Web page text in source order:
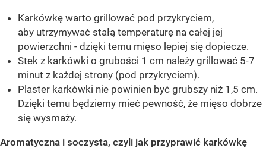
Karkówkę warto grillować pod przykryciem,
aby utrzymywać stałą temperaturę na całej jej
powierzchni - dzięki temu mięso lepiej się dopiecze.
Stek z karkówki o grubości 1 cm należy grillować 5-7
minut z każdej strony (pod przykryciem).
Plaster karkówki nie powinien być grubszy niż 1,5 cm.
Dzięki temu będziemy mieć pewność, że mięso dobrze
się wysmaży.
Aromatyczna i soczysta, czyli jak przyprawić karkówkę